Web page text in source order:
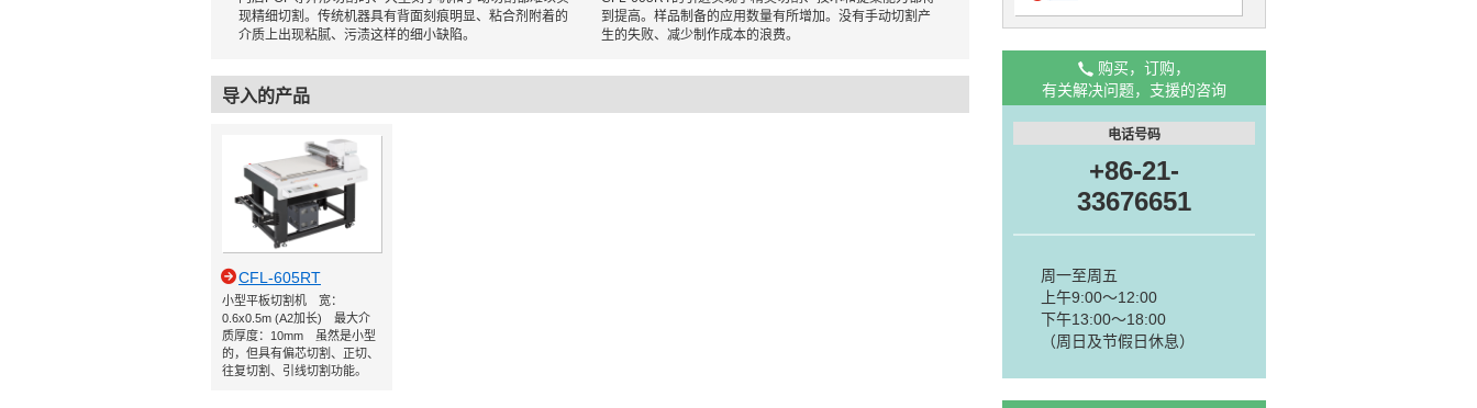
现精细切割。传统机器具有背面刻痕明显、粘合剂附着的
介质上出现粘腻、污渍这样的细小缺陷。
到提高。样品制备的应用数量有所增加。没有手动切割产
生的失败、减少制作成本的浪费。
导入的产品
CFL-605RT
小型平板切割机 宽：
0.6x0.5m (A2加长) 最大介
质厚度：10mm 虽然是小型
的，但具有偏芯切割、正切、
往复切割、引线切割功能。
购买，订购，
有关解决问题，支援的咨询
电话号码
+86-21-
33676651
周一至周五
上午9:00～12:00
下午13:00～18:00
（周日及节假日休息）